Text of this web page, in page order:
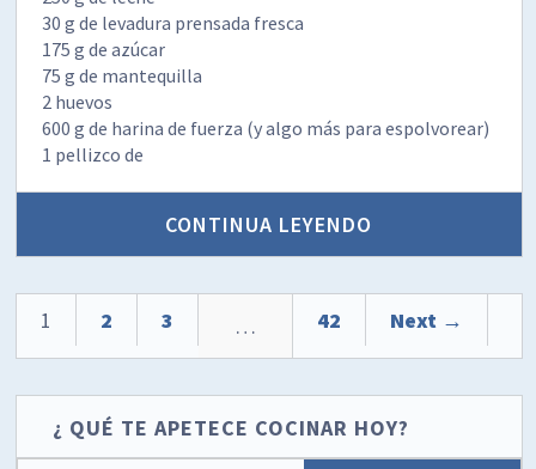
30 g de levadura prensada fresca
175 g de azúcar
75 g de mantequilla
2 huevos
600 g de harina de fuerza (y algo más para espolvorear)
1 pellizco de
CONTINUA LEYENDO
1 2 3 … 42 Next →
¿ QUÉ TE APETECE COCINAR HOY?